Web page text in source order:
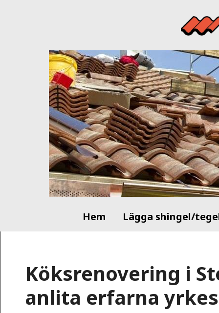
Hem Lägga shingel/
Köksrenovering i
anlita erfarna